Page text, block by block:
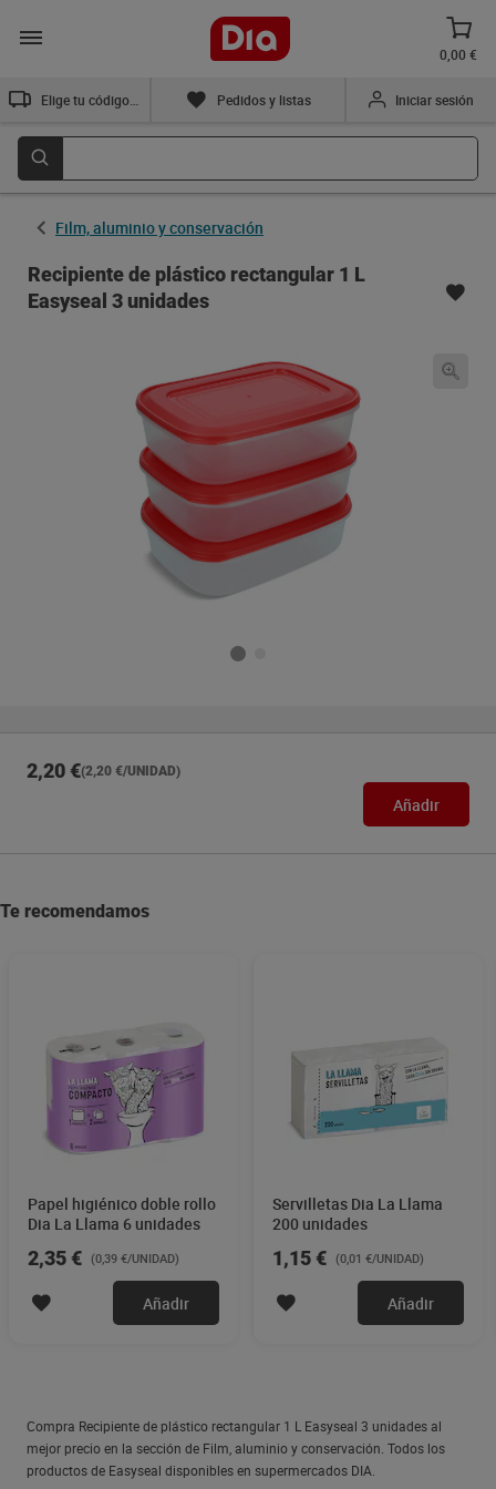
0,00 €
Pedidos y listas Iniciar sesión
Film, aluminio y conservación
Recipiente de plástico rectangular 1 L
Easyseal 3 unidades
2,20 €(2,20 €/UNIDAD)
Añadir
Te recomendamos
Papel higiénico doble rollo
Dia La Llama 6 unidades
2,35 € (0,39 €/UNIDAD)
Añadir
Servilletas Dia La Llama
200 unidades
1,15 € (0,01 €/UNIDAD)
Añadir
Compra Recipiente de plástico rectangular 1 L Easyseal 3 unidades al
mejor precio en la sección de Film, aluminio y conservación. Todos los
productos de Easyseal disponibles en supermercados DIA.